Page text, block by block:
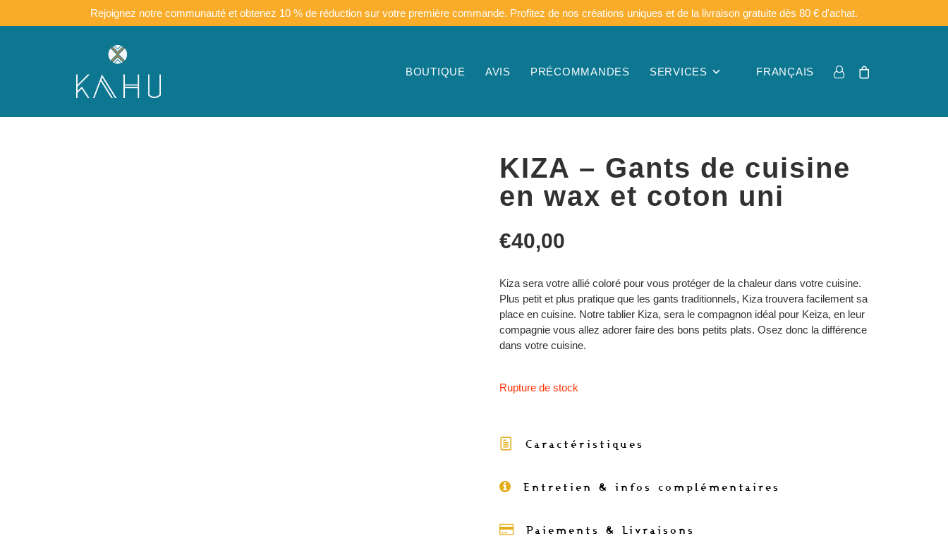
Rejoignez notre communauté et obtenez 10 % de réduction sur votre première commande. Profitez de nos créations uniques et de la livraison gratuite dès 80 € d'achat.
BOUTIQUE AVIS PRÉCOMMANDES SERVICES FRANÇAIS
KIZA – Gants de cuisine
en wax et coton uni
€40,00
Kiza sera votre allié coloré pour vous protéger de la chaleur dans votre cuisine.
Plus petit et plus pratique que les gants traditionnels, Kiza trouvera facilement sa
place en cuisine. Notre tablier Kiza, sera le compagnon idéal pour Keiza, en leur
compagnie vous allez adorer faire des bons petits plats. Osez donc la différence
dans votre cuisine.
Rupture de stock
Caractéristiques
Entretien & infos complémentaires
Paiements & Livraisons